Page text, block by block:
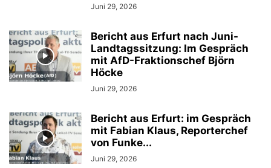
Juni 29, 2026
Bericht aus Erfurt nach Juni-
Landtagssitzung: Im Gespräch
mit AfD-Fraktionschef Björn
Höcke
Juni 29, 2026
Bericht aus Erfurt: im Gespräch
mit Fabian Klaus, Reporterchef
von Funke...
Juni 29, 2026